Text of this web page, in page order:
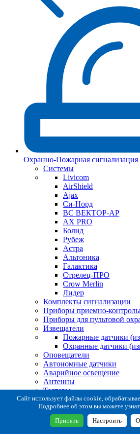
Охранно-Пожарная сигнализация
Системы
Livicom
AirShield
Ajax
Си-Норд
ВС ВЕКТОР-АР
AX PRO
Болид
Рубеж
Астра
Альтоника
Галактика
Стрелец-ПРО
Crow Merlin
Лидер
Комплекты сигнализации
Приборы приемно-
Приборы для пультовой
Извещатели
Пожарные датчики
Охранные датчики
Оповещатели
Автономные датчики
Аварийное освещение
Антенны
Тестеры
Система сбора извещений
Расходные и монтажные
Коробки
Кронштейны для
Сайт использует файлы cookie,
Подробнее об этом вы можете
Принять Настроить